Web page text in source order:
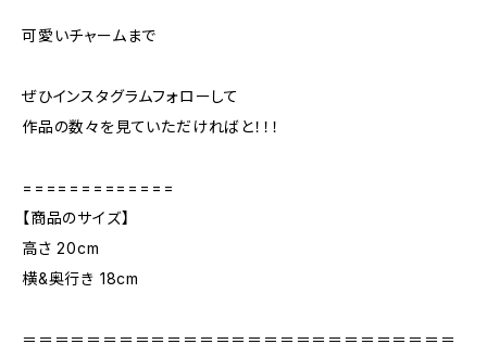
可愛いチャームまで
ぜひインスタグラムフォローして
作品の数々を見ていただければと！！！
=============
【商品のサイズ】
高さ 20cm
横&奥行き 18cm
＝＝＝＝＝＝＝＝＝＝＝＝＝＝＝＝＝＝＝＝＝＝＝＝＝＝＝